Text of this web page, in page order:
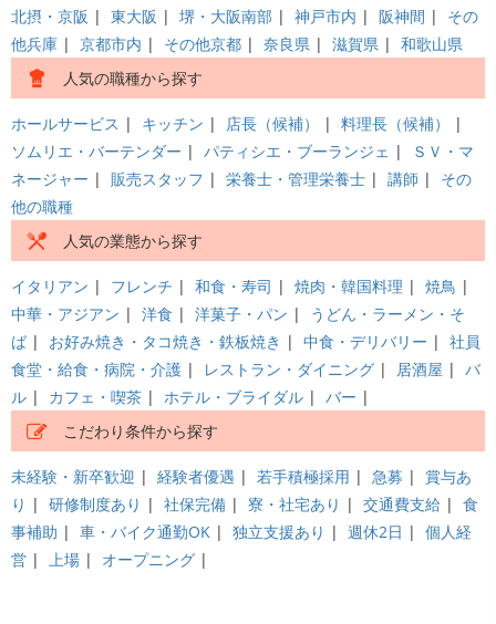
北摂・京阪 | 東大阪 | 堺・大阪南部 | 神戸市内 | 阪神間 | その
他兵庫 | 京都市内 | その他京都 | 奈良県 | 滋賀県 | 和歌山県
人気の職種から探す
ホールサービス | キッチン | 店長（候補） | 料理長（候補）
|
ソムリエ・バーテンダー | パティシエ・ブーランジェ |
ＳＶ・マ
ネージャー | 販売スタッフ | 栄養士・管理栄養士 | 講師 | その
他の職種
人気の業態から探す
イタリアン | フレンチ | 和食・寿司 | 焼肉・韓国料理 | 焼鳥 |
中華・アジアン | 洋食 | 洋菓子・パン |
うどん・ラーメン・そ
ば | お好み焼き・タコ焼き・鉄板焼き | 中食・デリバリー | 社員
食堂・給食・病院・介護 | レストラン・ダイニング | 居酒屋 | バ
ル | カフェ・喫茶 | ホテル・ブライダル | バー |
こだわり条件から探す
未経験・新卒歓迎 | 経験者優遇 | 若手積極採用 | 急募 | 賞与あ
り | 研修制度あり | 社保完備 | 寮・社宅あり | 交通費支給 | 食
事補助 | 車・バイク通勤OK | 独立支援あり | 週休2日 | 個人経
営 | 上場 | オープニング |